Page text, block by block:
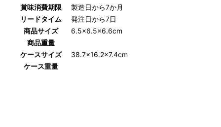
賞味消費期限
製造日から7か月
リードタイム
発注日から7日
商品サイズ
6.5×6.5×6.6cm
商品重量
ケースサイズ
38.7×16.2×7.4cm
ケース重量